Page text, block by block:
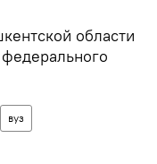
области
вуз